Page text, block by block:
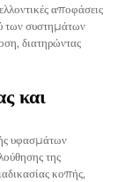
αποφάσεις
των συστημάτων
διατηρώντας
και
υφασμάτων
της
κοπής,